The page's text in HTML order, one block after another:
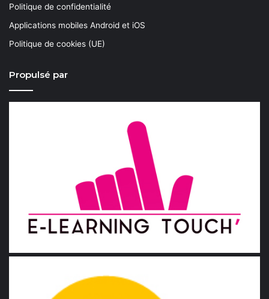
Politique de confidentialité
Applications mobiles Android et iOS
Politique de cookies (UE)
Propulsé par